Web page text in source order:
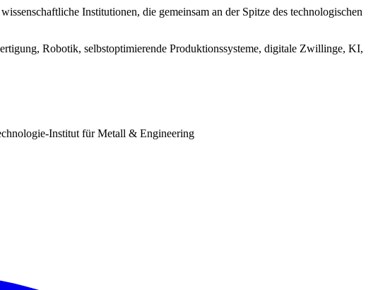
Institutionen, die gemeinsam an der Spitze des technologischen
Robotik, selbstoptimierende Produktionssysteme, digitale Zwillinge, KI,
Institut für Metall & Engineering